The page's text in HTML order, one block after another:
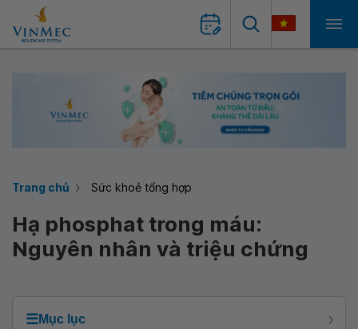
Trang chủ Sức khoẻ tổng hợp
Hạ phosphat trong máu:
Nguyên nhân và triệu chứng
☰Mục lục